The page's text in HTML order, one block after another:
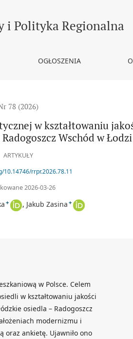
życia na przykładzie osiedli
i Polityka Regionalna
OGŁOSZENIA
78 (2026)
w kształtowaniu
Wschód w Łodzi
ARTYKUŁY
10.14746/rrpr.2026.78.11
2026-03-26
+ Jakub Zasina +
w Polsce. Celem
w kształtowaniu jakości
osiedla – Radogoszcz
modernizmu i
oraz ankietę. Ujawniło ono